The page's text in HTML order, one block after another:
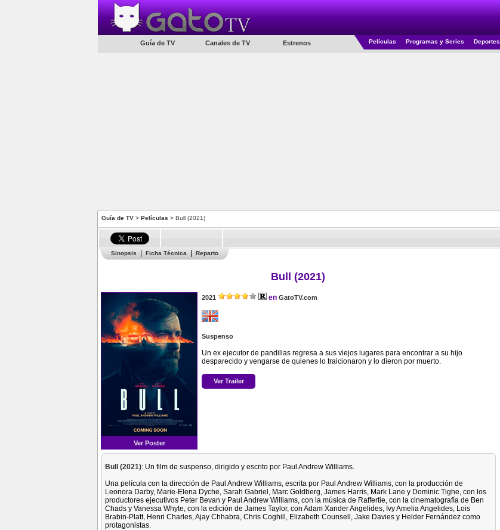
Guía de TV Canales de TV Estrenos Películas Programas y Series Deportes
Guía de TV > Películas > Bull (2021)
Sinopsis Ficha Técnica Reparto
Bull (2021)
Ver Poster
2021 en GatoTV.com
Suspenso
Un ex ejecutor de pandillas regresa a sus viejos lugares para encontrar a su hijo
desparecido y vengarse de quienes lo traicionaron y lo dieron por muerto.
Ver Trailer
Bull (2021): Un film de suspenso, dirigido y escrito por Paul Andrew Williams.
Una película con la dirección de Paul Andrew Williams, escrita por Paul Andrew Williams, con la producción de
Leonora Darby, Marie-Elena Dyche, Sarah Gabriel, Marc Goldberg, James Harris, Mark Lane y Dominic Tighe, con los
productores ejecutivos Peter Bevan y Paul Andrew Williams, con la música de Raffertie, con la cinematografía de Ben
Chads y Vanessa Whyte, con la edición de James Taylor, con Adam Xander Angelides, Ivy Amelia Angelides, Lois
Brabin-Platt, Henri Charles, Ajay Chhabra, Chris Coghill, Elizabeth Counsell, Jake Davies y Helder Fernández como
protagonistas.